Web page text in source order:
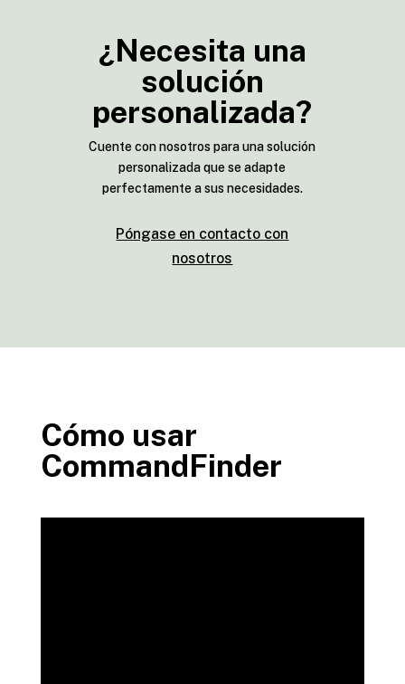
¿Necesita una
solución
personalizada?
Cuente con nosotros para una solución
personalizada que se adapte
perfectamente a sus necesidades.
Póngase en contacto con
nosotros
Cómo usar
CommandFinder